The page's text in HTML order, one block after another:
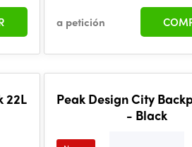
a petición
22L
Peak Design City
- Black